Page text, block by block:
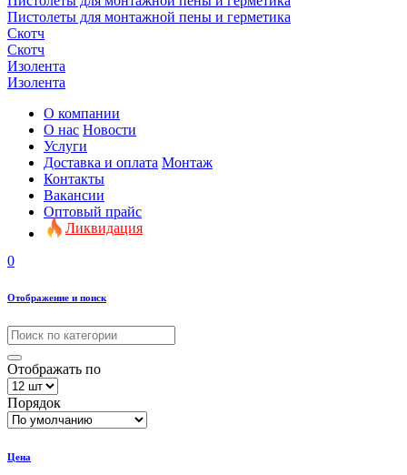
Пистолеты для монтажной пены и герметика
Скотч
Скотч
Изолента
Изолента
О компании
О нас Новости
Услуги
Доставка и оплата Монтаж
Контакты
Вакансии
Оптовый прайс
Ликвидация
0
Отображение и поиск
Отображать по
Порядок
Цена